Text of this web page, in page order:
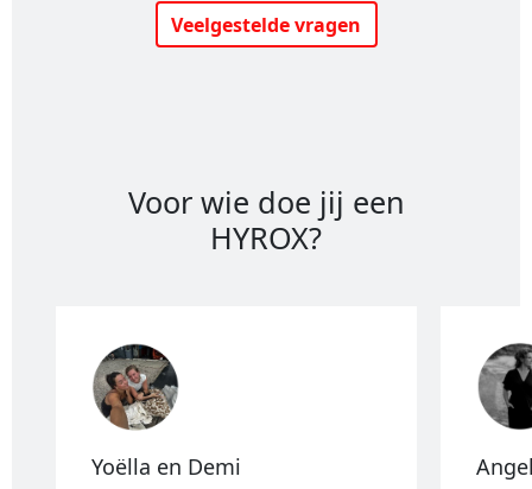
Veelgestelde vragen
Voor wie doe jij een
HYROX?
Yoëlla en Demi